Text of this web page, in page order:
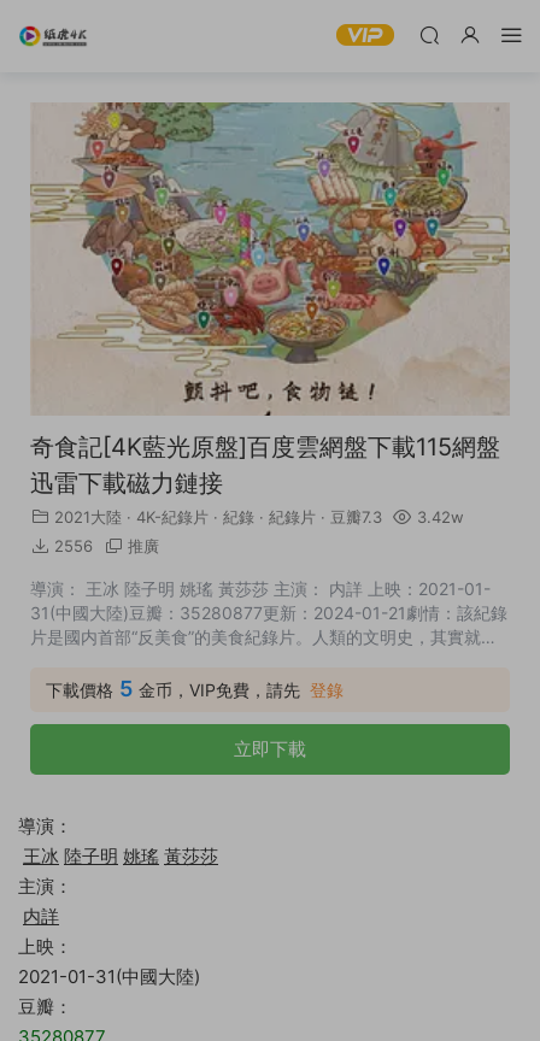
奇食記[4K藍光原盤]百度雲網盤下載115網盤
迅雷下載磁力鏈接
2021大陸 · 4K-紀錄片 · 紀錄 · 紀錄片 · 豆瓣7.3
3.42w
2556
推廣
導演： 王冰 陸子明 姚瑤 黃莎莎 主演： 内詳 上映：2021-01-
31(中國大陸)豆瓣：35280877更新：2024-01-21劇情：該紀錄
片是國内首部“反美食”的美食紀錄片。人類的文明史，其實就是
下載價格 5 金币，VIP免費，請先 登錄
立即下載
導演：
王冰 陸子明 姚瑤 黃莎莎
主演：
内詳
上映：
2021-01-31(中國大陸)
豆瓣：